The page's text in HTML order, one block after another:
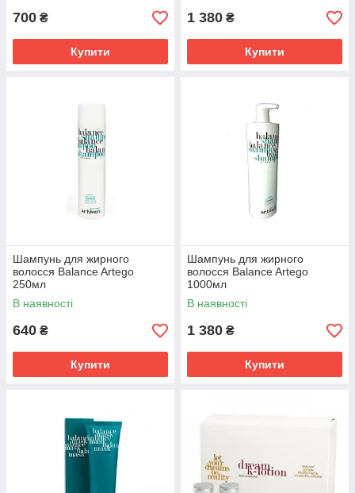
700 ₴
Купити
1 380 ₴
Купити
Шампунь для жирного
волосся Balance Artego
250мл
В наявності
640 ₴
Купити
Шампунь для жирного
волосся Balance Artego
1000мл
В наявності
1 380 ₴
Купити